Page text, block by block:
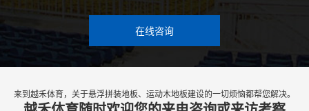
在线咨询
来到越禾体育，关于悬浮拼装地板、运动木地板建设的一切烦恼都帮您解决。